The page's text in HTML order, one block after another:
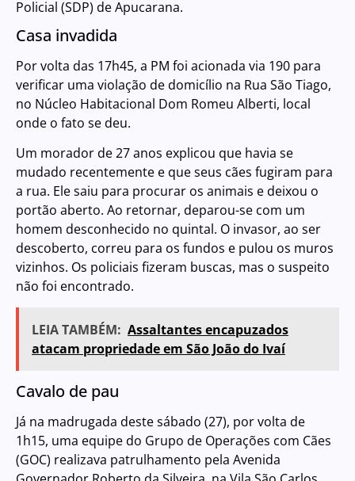
Policial (SDP) de Apucarana.
Casa invadida
Por volta das 17h45, a PM foi acionada via 190 para
verificar uma violação de domicílio na Rua São Tiago,
no Núcleo Habitacional Dom Romeu Alberti, local
onde o fato se deu.
Um morador de 27 anos explicou que havia se
mudado recentemente e que seus cães fugiram para
a rua. Ele saiu para procurar os animais e deixou o
portão aberto. Ao retornar, deparou-se com um
homem desconhecido no quintal. O invasor, ao ser
descoberto, correu para os fundos e pulou os muros
vizinhos. Os policiais fizeram buscas, mas o suspeito
não foi encontrado.
LEIA TAMBÉM: Assaltantes encapuzados
atacam propriedade em São João do Ivaí
Cavalo de pau
Já na madrugada deste sábado (27), por volta de
1h15, uma equipe do Grupo de Operações com Cães
(GOC) realizava patrulhamento pela Avenida